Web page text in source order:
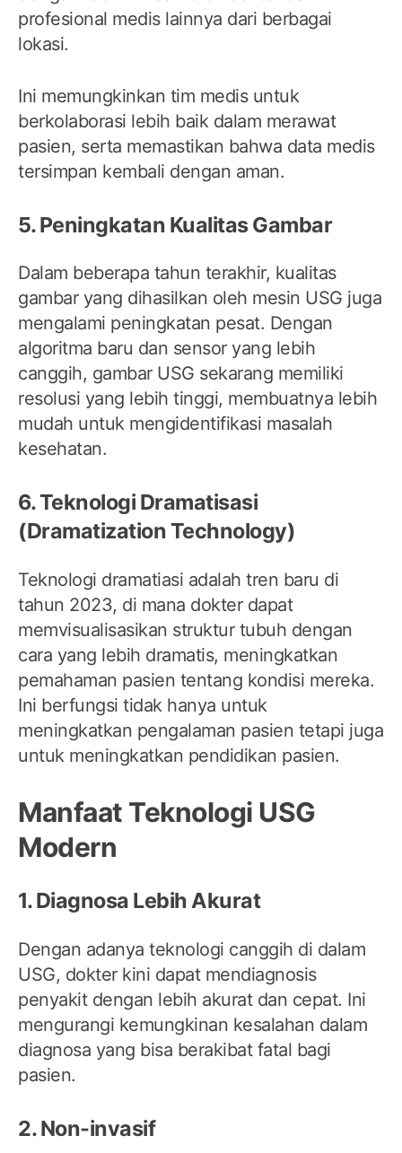
profesional medis lainnya dari berbagai
lokasi.
Ini memungkinkan tim medis untuk
berkolaborasi lebih baik dalam merawat
pasien, serta memastikan bahwa data medis
tersimpan kembali dengan aman.
5. Peningkatan Kualitas Gambar
Dalam beberapa tahun terakhir, kualitas
gambar yang dihasilkan oleh mesin USG juga
mengalami peningkatan pesat. Dengan
algoritma baru dan sensor yang lebih
canggih, gambar USG sekarang memiliki
resolusi yang lebih tinggi, membuatnya lebih
mudah untuk mengidentifikasi masalah
kesehatan.
6. Teknologi Dramatisasi
(Dramatization Technology)
Teknologi dramatiasi adalah tren baru di
tahun 2023, di mana dokter dapat
memvisualisasikan struktur tubuh dengan
cara yang lebih dramatis, meningkatkan
pemahaman pasien tentang kondisi mereka.
Ini berfungsi tidak hanya untuk
meningkatkan pengalaman pasien tetapi juga
untuk meningkatkan pendidikan pasien.
Manfaat Teknologi USG
Modern
1. Diagnosa Lebih Akurat
Dengan adanya teknologi canggih di dalam
USG, dokter kini dapat mendiagnosis
penyakit dengan lebih akurat dan cepat. Ini
mengurangi kemungkinan kesalahan dalam
diagnosa yang bisa berakibat fatal bagi
pasien.
2. Non-invasif